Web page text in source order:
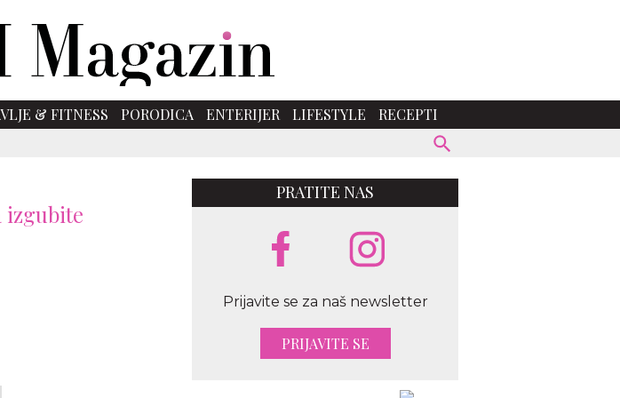
& FITNESS PORODICA ENTERIJER LIFESTYLE
RECEPTI
izgubite
PRATITE NAS
Prijavite se za naš newsletter
PRIJAVITE SE